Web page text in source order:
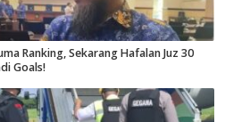
Ranking, Sekarang Hafalan Juz 30
Goals!